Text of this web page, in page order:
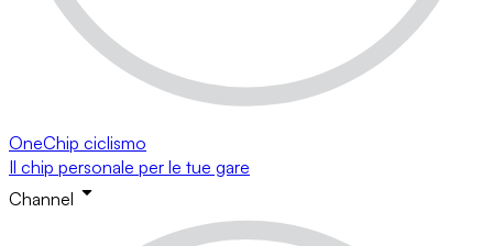
OneChip ciclismo
Il chip personale per le tue gare
Channel